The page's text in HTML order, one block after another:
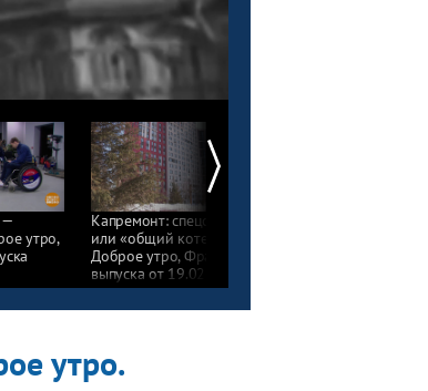
—
утро,
Капремонт: спецсчет
или «общий котел»?
Доброе утро, Фрагмент
выпуска от 19.02.2019
утро.